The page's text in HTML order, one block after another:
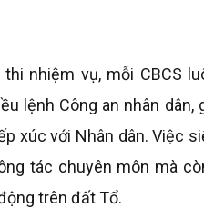
nhiệm vụ, mỗi CBCS
lệnh Công an nhân
xúc với Nhân dân. Việc
tác chuyên môn mà
trên đất Tổ.